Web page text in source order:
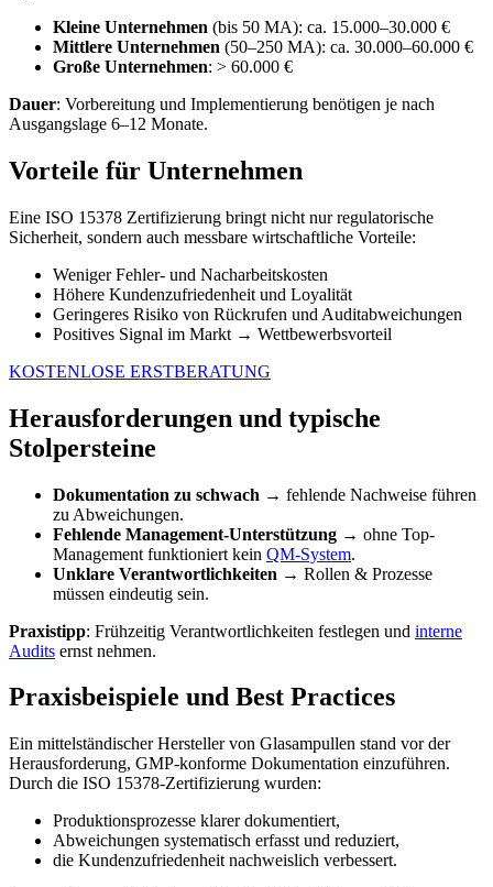
Kleine Unternehmen (bis 50 MA): ca. 15.000–30.000 €
Mittlere Unternehmen (50–250 MA): ca. 30.000–60.000 €
Große Unternehmen: > 60.000 €
Dauer: Vorbereitung und Implementierung benötigen je nach
Ausgangslage 6–12 Monate.
Vorteile für Unternehmen
Eine ISO 15378 Zertifizierung bringt nicht nur regulatorische
Sicherheit, sondern auch messbare wirtschaftliche Vorteile:
Weniger Fehler- und Nacharbeitskosten
Höhere Kundenzufriedenheit und Loyalität
Geringeres Risiko von Rückrufen und Auditabweichungen
Positives Signal im Markt → Wettbewerbsvorteil
KOSTENLOSE ERSTBERATUNG
Herausforderungen und typische
Stolpersteine
Dokumentation zu schwach → fehlende Nachweise führen
zu Abweichungen.
Fehlende Management-Unterstützung → ohne Top-
Management funktioniert kein QM-System.
Unklare Verantwortlichkeiten → Rollen & Prozesse
müssen eindeutig sein.
Praxistipp: Frühzeitig Verantwortlichkeiten festlegen und interne
Audits ernst nehmen.
Praxisbeispiele und Best Practices
Ein mittelständischer Hersteller von Glasampullen stand vor der
Herausforderung, GMP-konforme Dokumentation einzuführen.
Durch die ISO 15378-Zertifizierung wurden:
Produktionsprozesse klarer dokumentiert,
Abweichungen systematisch erfasst und reduziert,
die Kundenzufriedenheit nachweislich verbessert.